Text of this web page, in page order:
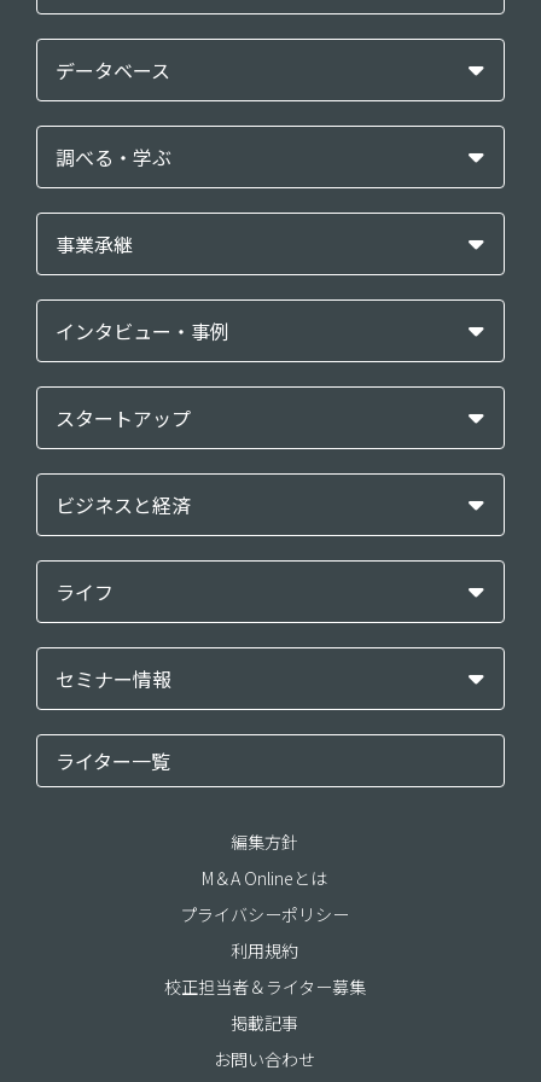
データベース
調べる・学ぶ
事業承継
インタビュー・事例
スタートアップ
ビジネスと経済
ライフ
セミナー情報
ライター一覧
編集方針
M＆A Onlineとは
プライバシーポリシー
利用規約
校正担当者＆ライター募集
掲載記事
お問い合わせ